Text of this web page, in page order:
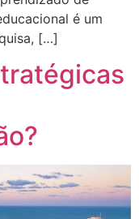
é um
[…]